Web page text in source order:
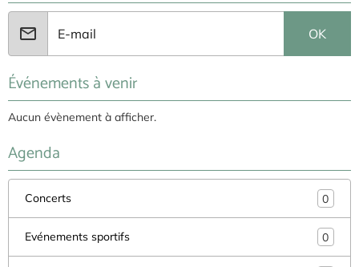
OK
Événements à venir
Aucun évènement à afficher.
Agenda
Concerts 0
Evénements sportifs 0